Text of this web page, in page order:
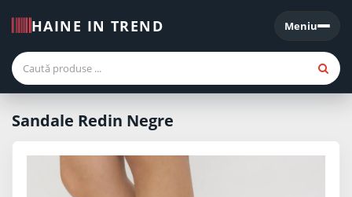
HAINE IN TREND Meniu
Meniu
Sandale Redin Negre